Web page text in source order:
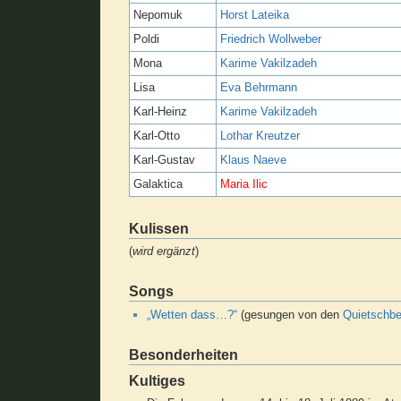
Nepomuk
Horst Lateika
Poldi
Friedrich Wollweber
Mona
Karime Vakilzadeh
Lisa
Eva Behrmann
Karl-Heinz
Karime Vakilzadeh
Karl-Otto
Lothar Kreutzer
Karl-Gustav
Klaus Naeve
Galaktica
Maria Ilic
Kulissen
(wird ergänzt)
Songs
„Wetten dass…?“ (gesungen von den
Besonderheiten
Kultiges